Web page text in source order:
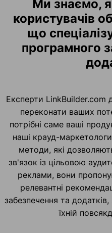
Ми знаємо,
користувачів
що
програмного
Експерти LinkBuilder.com
переконати ваших
потрібні саме ваші
наші крауд-
методи, які
зв'язок із цільовою
реклами, вони
релевантні
забезпечення та
їхній